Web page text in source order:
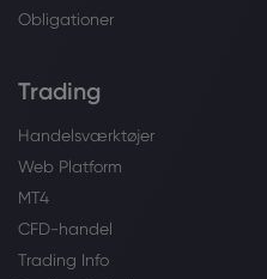
Obligationer
Trading
Handelsværktøjer
Web Platform
MT4
CFD-handel
Trading Info